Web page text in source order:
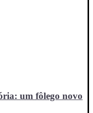
um fôlego novo